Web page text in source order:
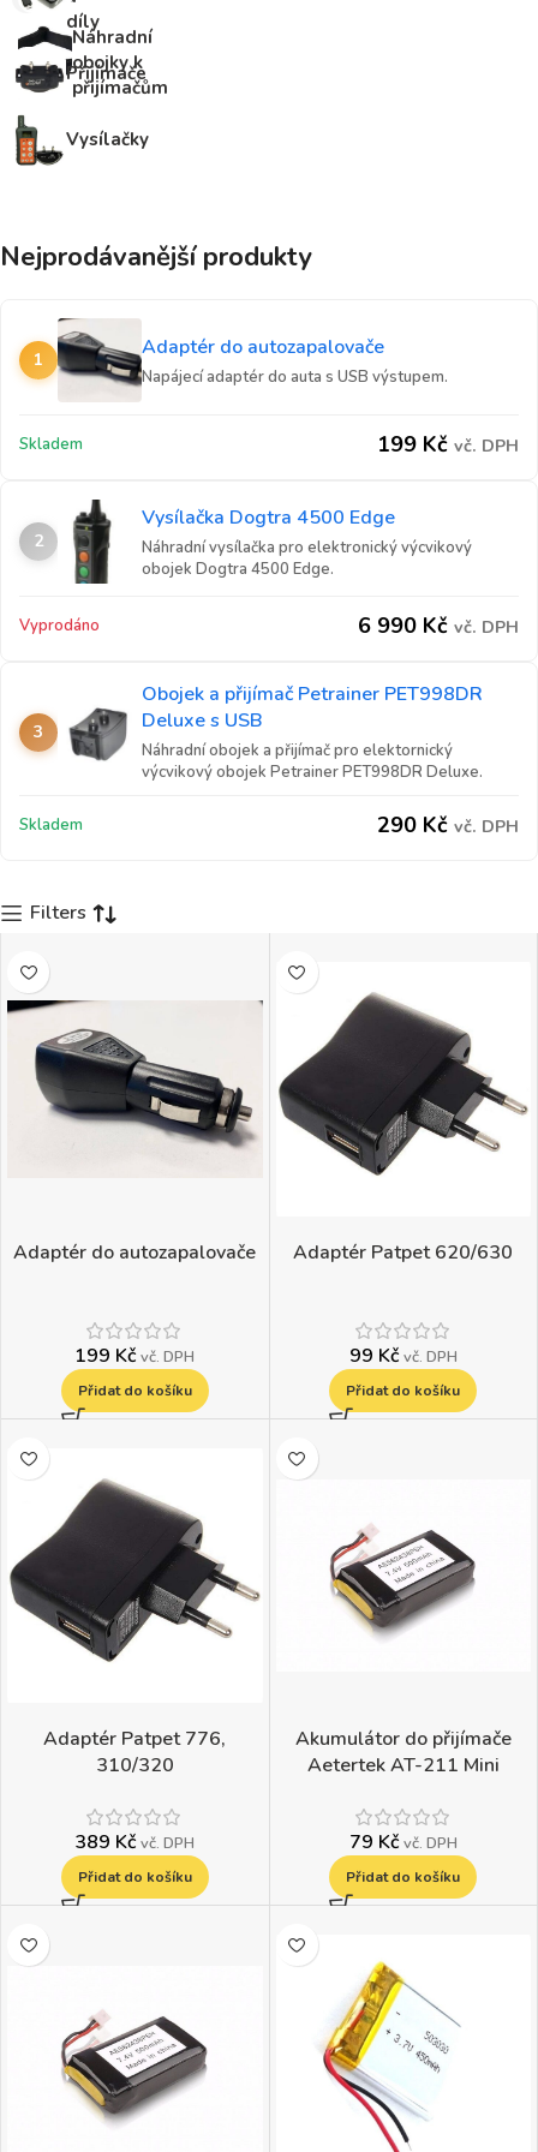
díly
Náhradní
obojky k
přijímačům
Přijímače
Vysílačky
Nejprodávanější produkty
1 Adaptér do autozapalovače
Napájecí adaptér do auta s USB výstupem.
Skladem 199 Kč vč. DPH
2
Vysílačka Dogtra 4500 Edge
Náhradní vysílačka pro elektronický výcvikový
obojek Dogtra 4500 Edge.
Vyprodáno 6 990 Kč vč. DPH
3
Obojek a přijímač Petrainer PET998DR
Deluxe s USB
Náhradní obojek a přijímač pro elektornický
výcvikový obojek Petrainer PET998DR Deluxe.
Skladem 290 Kč vč. DPH
Filters
Adaptér do autozapalovače
199 Kč vč. DPH
Přidat do košíku
Adaptér Patpet 620/630
99 Kč vč. DPH
Přidat do košíku
Adaptér Patpet 776,
310/320
389 Kč vč. DPH
Přidat do košíku
Akumulátor do přijímače
Aetertek AT-211 Mini
79 Kč vč. DPH
Přidat do košíku